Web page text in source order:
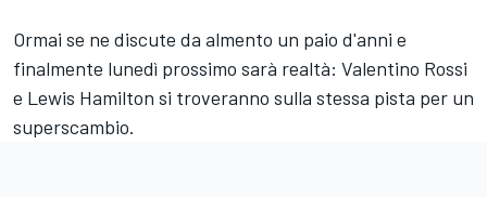
Ormai se ne discute da almento un paio d'anni e
finalmente lunedì prossimo sarà realtà: Valentino Rossi
e Lewis Hamilton si troveranno sulla stessa pista per un
superscambio.